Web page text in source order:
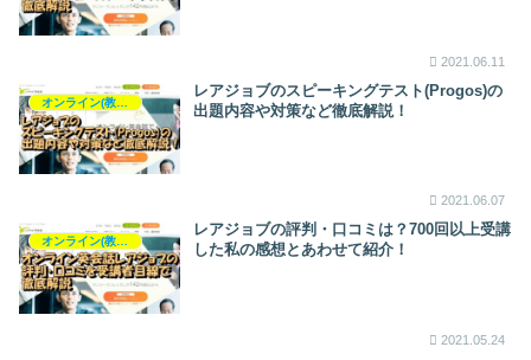
2021.06.11
レアジョブのスピーキングテスト(Progos)の
出題内容や対策など徹底解説！
2021.06.07
オンライン(教室)英会話
レアジョブの評判・口コミは？700回以上受講
した私の感想とあわせて紹介！
2021.05.24